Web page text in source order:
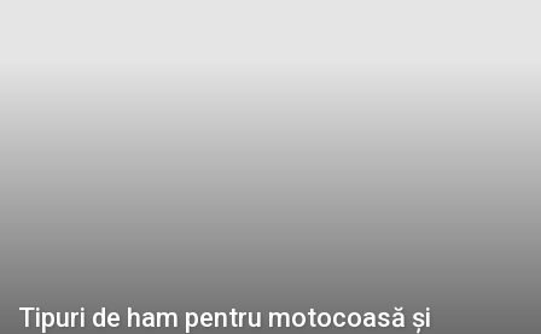
Tipuri de ham pentru motocoasă și